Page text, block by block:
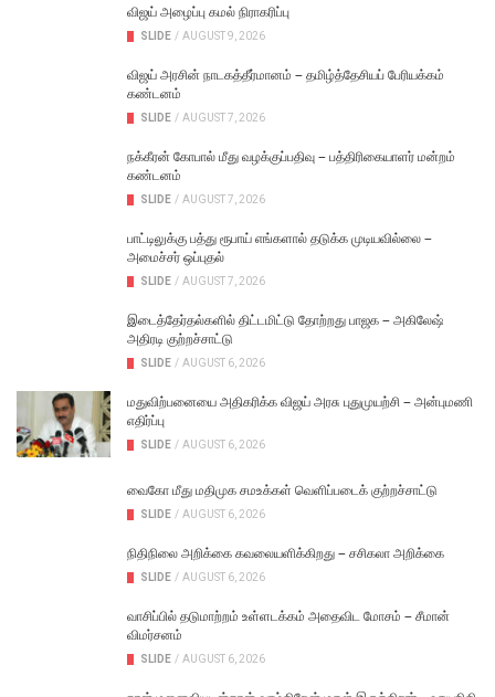
விஜய் அழைப்பு கமல் நிராகரிப்பு
SLIDE / AUGUST 9, 2026
விஜய் அரசின் நாடகத்தீர்மானம் – தமிழ்த்தேசியப் பேரியக்கம்
கண்டனம்
SLIDE / AUGUST 7, 2026
நக்கீரன் கோபால் மீது வழக்குப்பதிவு – பத்திரிகையாளர் மன்றம்
கண்டனம்
SLIDE / AUGUST 7, 2026
பாட்டிலுக்கு பத்து ரூபாய் எங்களால் தடுக்க முடியவில்லை –
அமைச்சர் ஒப்புதல்
SLIDE / AUGUST 7, 2026
இடைத்தேர்தல்களில் திட்டமிட்டு தோற்றது பாஜக – அகிலேஷ்
அதிரடி குற்றச்சாட்டு
SLIDE / AUGUST 6, 2026
மதுவிற்பனையை அதிகரிக்க விஜய் அரசு புதுமுயற்சி – அன்புமணி
எதிர்ப்பு
SLIDE / AUGUST 6, 2026
வைகோ மீது மதிமுக சமஉக்கள் வெளிப்படைக் குற்றச்சாட்டு
SLIDE / AUGUST 6, 2026
நிதிநிலை அறிக்கை கவலையளிக்கிறது – சசிகலா அறிக்கை
SLIDE / AUGUST 6, 2026
வாசிப்பில் தடுமாற்றம் உள்ளடக்கம் அதைவிட மோசம் – சீமான்
விமர்சனம்
SLIDE / AUGUST 6, 2026